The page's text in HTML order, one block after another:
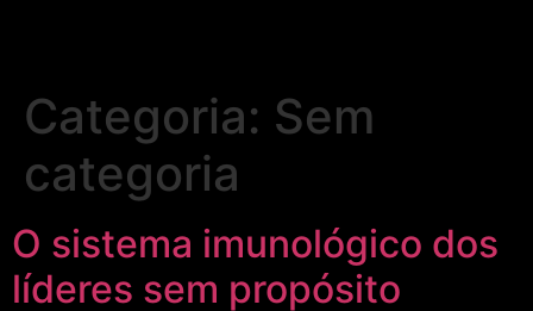
Categoria: Sem
categoria
O sistema imunológico dos
líderes sem propósito